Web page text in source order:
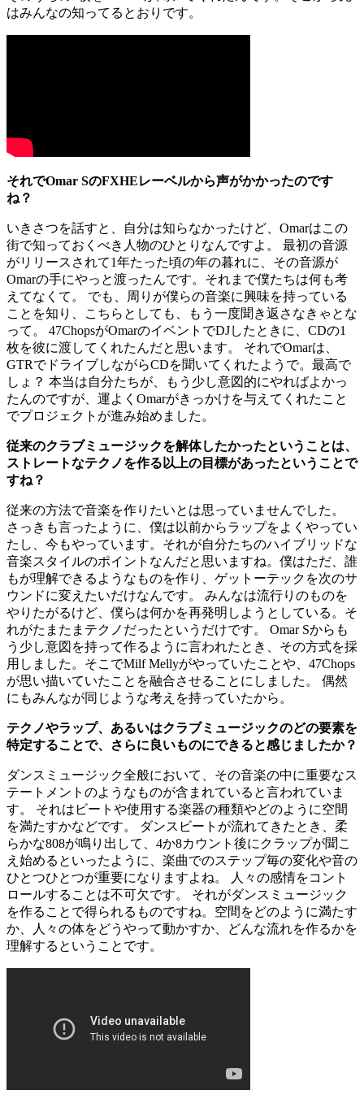
はみんなの知ってるとおりです。
それでOmar SのFXHEレーベルから声がかかったのです
ね？
いきさつを話すと、自分は知らなかったけど、Omarはこの
街で知っておくべき人物のひとりなんですよ。 最初の音源
がリリースされて1年たった頃の年の暮れに、その音源が
Omarの手にやっと渡ったんです。それまで僕たちは何も考
えてなくて。 でも、周りが僕らの音楽に興味を持っている
ことを知り、こちらとしても、もう一度聞き返さなきゃとな
って。 47ChopsがOmarのイベントでDJしたときに、CDの1
枚を彼に渡してくれたんだと思います。 それでOmarは、
GTRでドライブしながらCDを聞いてくれたようで。最高で
しょ？ 本当は自分たちが、もう少し意図的にやればよかっ
たんのですが、運よくOmarがきっかけを与えてくれたこと
でプロジェクトが進み始めました。
従来のクラブミュージックを解体したかったということは、
ストレートなテクノを作る以上の目標があったということで
すね？
従来の方法で音楽を作りたいとは思っていませんでした。
さっきも言ったように、僕は以前からラップをよくやってい
たし、今もやっています。それが自分たちのハイブリッドな
音楽スタイルのポイントなんだと思いますね。僕はただ、誰
もが理解できるようなものを作り、ゲットーテックを次のサ
ウンドに変えたいだけなんです。 みんなは流行りのものを
やりたがるけど、僕らは何かを再発明しようとしている。そ
れがたまたまテクノだったというだけです。 Omar Sからも
う少し意図を持って作るように言われたとき、その方式を採
用しました。そこでMilf Mellyがやっていたことや、47Chops
が思い描いていたことを融合させることにしました。 偶然
にもみんなが同じような考えを持っていたから。
テクノやラップ、あるいはクラブミュージックのどの要素を
特定することで、さらに良いものにできると感じましたか？
ダンスミュージック全般において、その音楽の中に重要なス
テートメントのようなものが含まれていると言われていま
す。 それはビートや使用する楽器の種類やどのように空間
を満たすかなどです。 ダンスビートが流れてきたとき、柔
らかな808が鳴り出して、4か8カウント後にクラップが聞こ
え始めるといったように、楽曲でのステップ毎の変化や音の
ひとつひとつが重要になりますよね。 人々の感情をコント
ロールすることは不可欠です。 それがダンスミュージック
を作ることで得られるものですね。空間をどのように満たす
か、人々の体をどうやって動かすか、どんな流れを作るかを
理解するということです。